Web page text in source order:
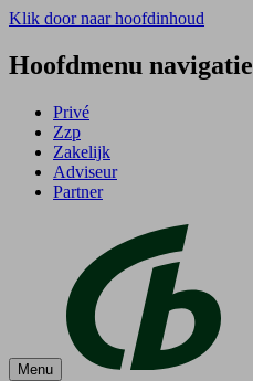
Klik door naar hoofdinhoud
Hoofdmenu navigatie
Privé
Zzp
Zakelijk
Adviseur
Partner
Menu